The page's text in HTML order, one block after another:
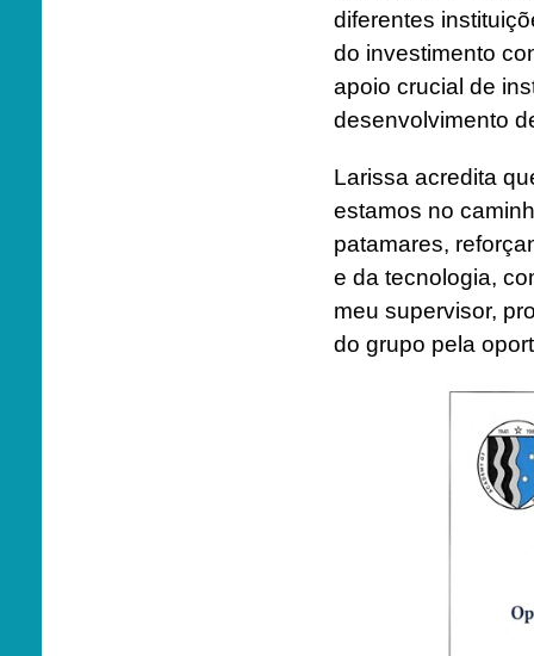
diferentes
do investimento
apoio crucial de
desenvolvimento
Larissa acredita
estamos no
patamares,
e da tecnologia,
meu supervisor,
do grupo pela